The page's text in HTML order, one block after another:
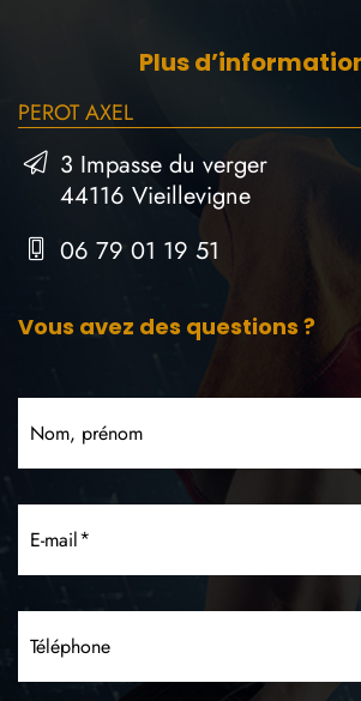
Plus
PEROT AXEL
3 Impasse du verger
44116 Vieillevigne
06 79 01 19 51
Vous avez des questions ?
Nom, prénom
E-mail
Téléphone